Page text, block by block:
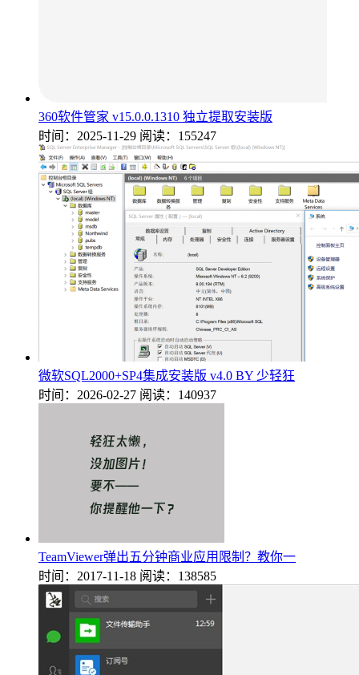
360软件管家 v15.0.0.1310 独立提取安装版
时间：2025-11-29 阅读：155247
微软SQL2000+SP4集成安装版 v4.0 BY 少轻狂
时间：2026-02-27 阅读：140937
TeamViewer弹出五分钟商业应用限制？教你一
时间：2017-11-18 阅读：138585